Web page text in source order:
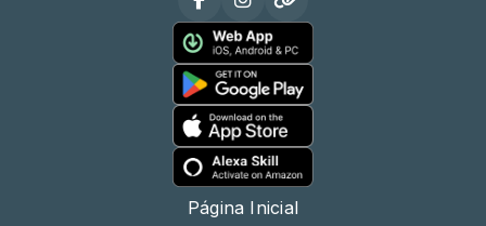
Página Inicial